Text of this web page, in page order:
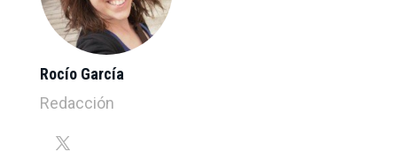
Rocío García
Redacción